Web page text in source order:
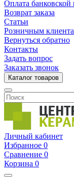
Оплата банковской
Возврат заказа
Статьи
Розничным
Вернуться обратно
Контакты
Задать вопрос
Заказать звонок
Каталог товаров
Личный кабинет
Избранное 0
Сравнение 0
Корзина 0